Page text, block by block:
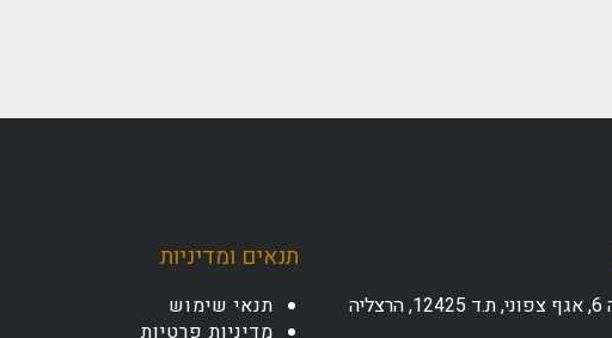
רח' החושלים 8, קומה 6, אגף צפוני, ת.ד 12425, הרצליה
תנאים ומדיניות
תנאי שימוש
מדיניות פרטיות